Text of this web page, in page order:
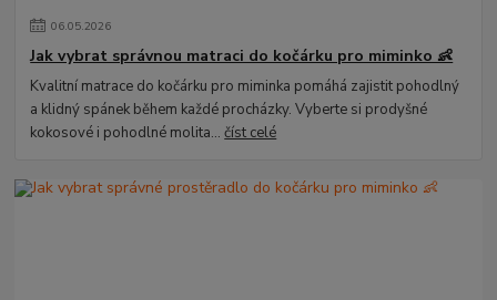
06.05.2026
Jak vybrat správnou matraci do kočárku pro miminko 👶
Kvalitní matrace do kočárku pro miminka pomáhá zajistit pohodlný
a klidný spánek během každé procházky. Vyberte si prodyšné
kokosové i pohodlné molita...číst celé